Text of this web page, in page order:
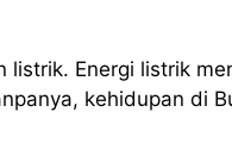
listrik. Energi listrik
kehidupan di